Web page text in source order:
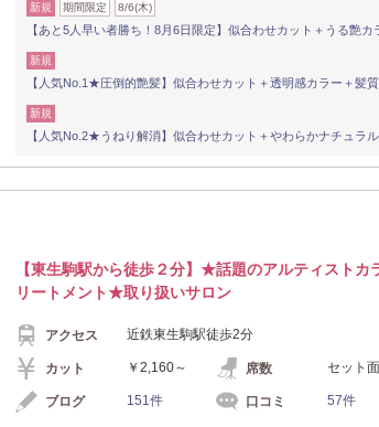
新規 期間限定 8/6(木)
【あと5人早い者勝ち！8月6日限定】似合わせカット＋うる艶カ
新規
【人気No.1★圧倒的艶髪】似合わせカット＋透明感カラー＋髪
新規
【人気No.2★うねり解消】似合わせカット＋やわらかナチュラ
【東生駒駅から徒歩２分】★話題のアルティストカ
リートメント★取り扱いサロン
アクセス 近鉄東生駒駅徒歩2分
カット ￥2,160～ 席数 セット
ブログ 151件 口コミ 57件